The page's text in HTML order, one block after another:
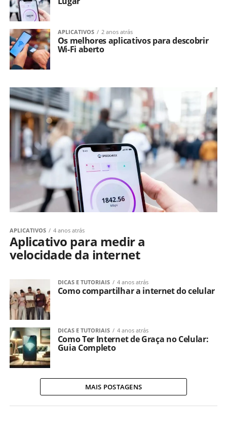
APLICATIVOS 2 anos atrás
Os melhores aplicativos para descobrir
Wi-Fi aberto
APLICATIVOS 4 anos atrás
Aplicativo para medir a
velocidade da internet
DICAS E TUTORIAIS 4 anos atrás
Como compartilhar a internet do celular
DICAS E TUTORIAIS 4 anos atrás
Como Ter Internet de Graça no Celular:
Guia Completo
MAIS POSTAGENS